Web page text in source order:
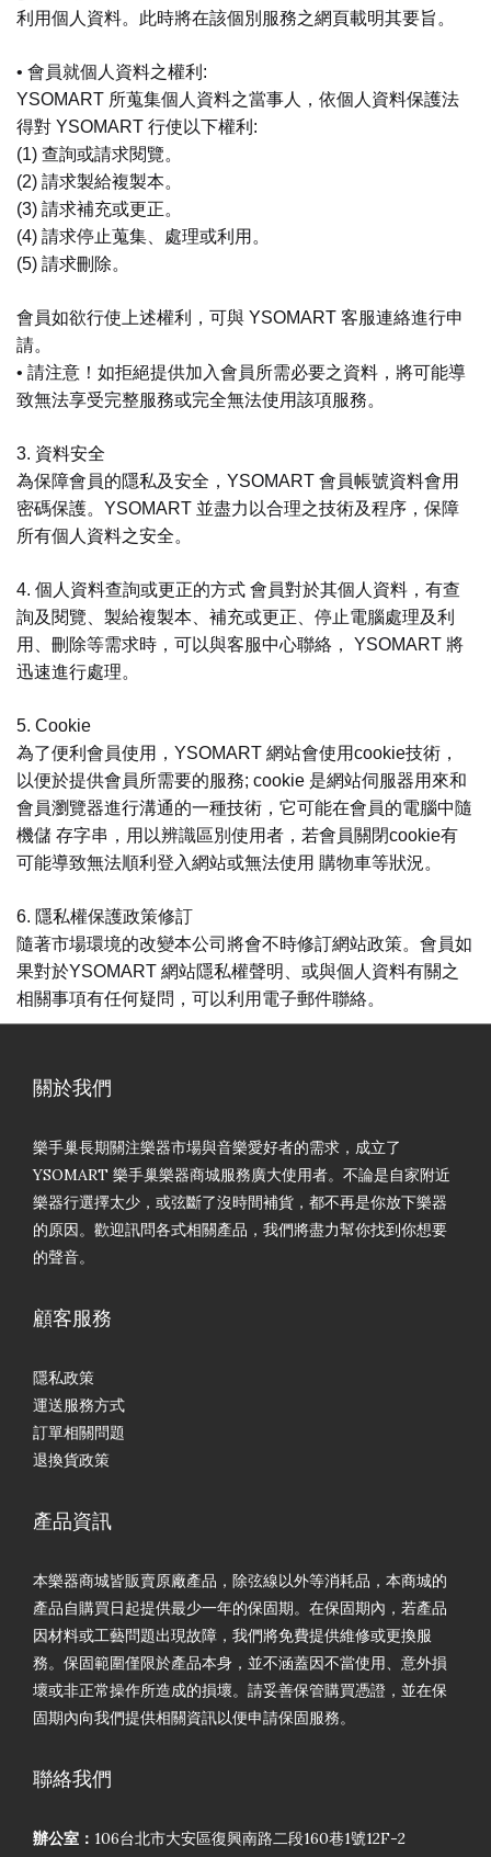
利用個人資料。此時將在該個別服務之網頁載明其要旨。
• 會員就個人資料之權利:
YSOMART 所蒐集個人資料之當事人，依個人資料保護法
得對 YSOMART 行使以下權利:
(1) 查詢或請求閱覽。
(2) 請求製給複製本。
(3) 請求補充或更正。
(4) 請求停止蒐集、處理或利用。
(5) 請求刪除。
會員如欲行使上述權利，可與 YSOMART 客服連絡進行申
請。
• 請注意！如拒絕提供加入會員所需必要之資料，將可能導
致無法享受完整服務或完全無法使用該項服務。
3. 資料安全
為保障會員的隱私及安全，YSOMART 會員帳號資料會用
密碼保護。YSOMART 並盡力以合理之技術及程序，保障
所有個人資料之安全。
4. 個人資料查詢或更正的方式 會員對於其個人資料，有查
詢及閱覽、製給複製本、補充或更正、停止電腦處理及利
用、刪除等需求時，可以與客服中心聯絡， YSOMART 將
迅速進行處理。
5. Cookie
為了便利會員使用，YSOMART 網站會使用cookie技術，
以便於提供會員所需要的服務; cookie 是網站伺服器用來和
會員瀏覽器進行溝通的一種技術，它可能在會員的電腦中隨
機儲 存字串，用以辨識區別使用者，若會員關閉cookie有
可能導致無法順利登入網站或無法使用 購物車等狀況。
6. 隱私權保護政策修訂
隨著市場環境的改變本公司將會不時修訂網站政策。會員如
果對於YSOMART 網站隱私權聲明、或與個人資料有關之
相關事項有任何疑問，可以利用電子郵件聯絡。
關於我們
樂手巢長期關注樂器市場與音樂愛好者的需求，成立了
YSOMART 樂手巢樂器商城服務廣大使用者。不論是自家附近
樂器行選擇太少，或弦斷了沒時間補貨，都不再是你放下樂器
的原因。歡迎訊問各式相關產品，我們將盡力幫你找到你想要
的聲音。
顧客服務
隱私政策
運送服務方式
訂單相關問題
退換貨政策
產品資訊
本樂器商城皆販賣原廠產品，除弦線以外等消耗品，本商城的
產品自購買日起提供最少一年的保固期。在保固期內，若產品
因材料或工藝問題出現故障，我們將免費提供維修或更換服
務。保固範圍僅限於產品本身，並不涵蓋因不當使用、意外損
壞或非正常操作所造成的損壞。請妥善保管購買憑證，並在保
固期內向我們提供相關資訊以便申請保固服務。
聯絡我們
辦公室： 106台北市大安區復興南路二段160巷1號12F-2